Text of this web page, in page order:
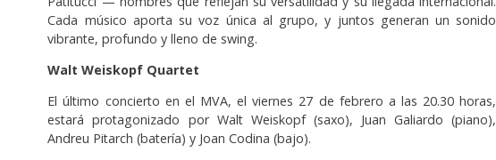
Cada músico aporta su voz única al grupo, y juntos generan un sonido
vibrante, profundo y lleno de swing.
Walt Weiskopf Quartet
El último concierto en el MVA, el viernes 27 de febrero a las 20.30 horas,
estará protagonizado por Walt Weiskopf (saxo), Juan Galiardo (piano),
Andreu Pitarch (batería) y Joan Codina (bajo).